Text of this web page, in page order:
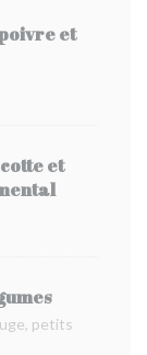
et
et
petits